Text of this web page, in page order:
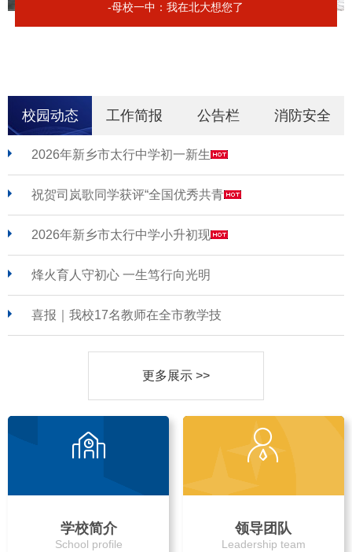
-母校一中：我在北大想您了
校园动态 工作简报 公告栏 消防安全
2026年新乡市太行中学初一新生
祝贺司岚歌同学获评“全国优秀共青
2026年新乡市太行中学小升初现
烽火育人守初心 一生笃行向光明
喜报｜我校17名教师在全市教学技
更多展示 >>
学校简介
School profile
领导团队
Leadership team